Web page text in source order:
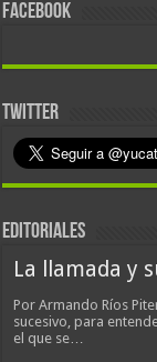
FACEBOOK
TWITTER
EDITORIALES
La llamada y
Por Armando Ríos
sucesivo, para
el que se…